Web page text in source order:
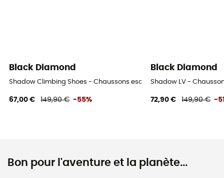
Black Diamond
Shadow Climbing Shoes - Chaussons escalade
67,00 € 149,90 € -55%
Black Diamond
Shadow LV -
72,90 € 149,90 € -
Bon pour l'aventure et la planète...